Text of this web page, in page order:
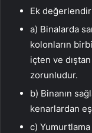
Ek
a) Binalarda
kolonların
içten ve
zorunludur.
b) Binanın
kenarlardan
c)